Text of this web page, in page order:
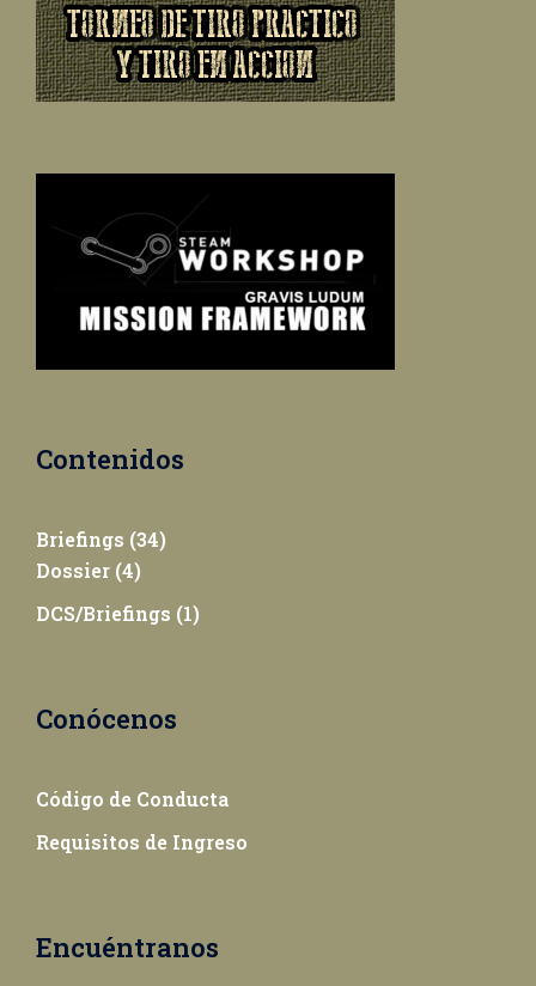
Contenidos
Briefings (34)
Dossier (4)
DCS/Briefings (1)
Conócenos
Código de Conducta
Requisitos de Ingreso
Encuéntranos